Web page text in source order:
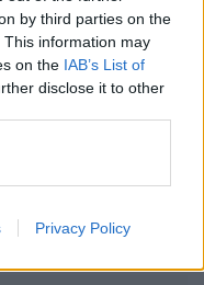
by third parties on the
This information may
on the IAB’s List of
disclose it to other
Privacy Policy
al lui
„O spiritualitate
de 1 la sută din
cu bani" a familiei